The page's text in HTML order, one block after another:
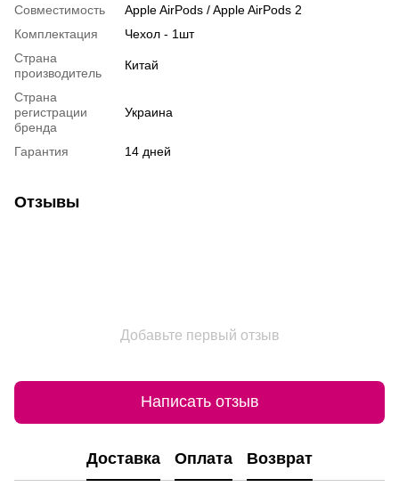
Совместимость
Apple AirPods / Apple AirPods 2
Комплектация
Чехол - 1шт
Страна
производитель
Китай
Страна
регистрации
бренда
Украина
Гарантия 14 дней
Отзывы
Добавьте первый отзыв
Написать отзыв
Доставка Оплата Возврат